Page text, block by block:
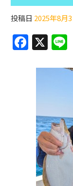
投稿日 2025年8月
F
c
o
o
k
X